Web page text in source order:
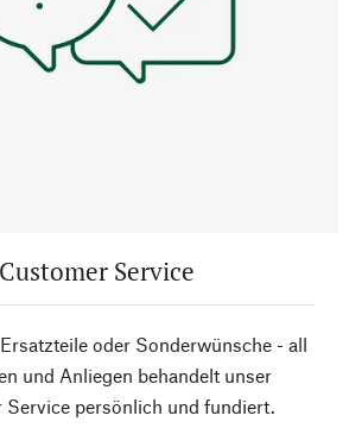
Customer Service
oder Sonderwünsche - all
und Anliegen behandelt unser
Service persönlich und fundiert.